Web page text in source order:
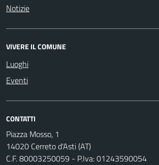
Notizie
VIVERE IL COMUNE
Luoghi
Eventi
CONTATTI
Piazza Mosso, 1
14020 Cerreto d'Asti (AT)
C.F. 80003250059 - P.Iva: 01243590054